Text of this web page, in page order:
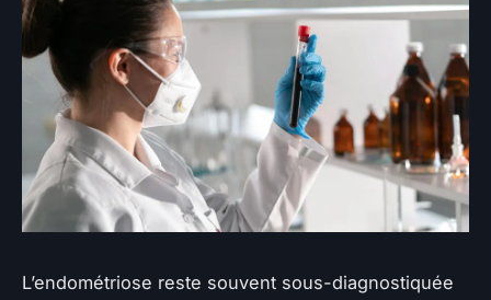
L’endométriose reste souvent sous-diagnostiquée